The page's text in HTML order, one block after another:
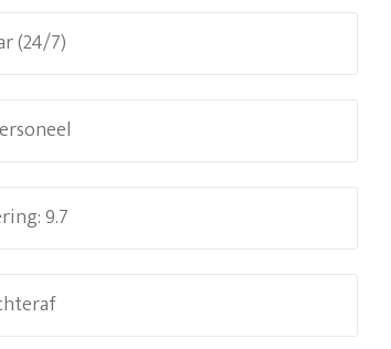
(24/7)
9.7